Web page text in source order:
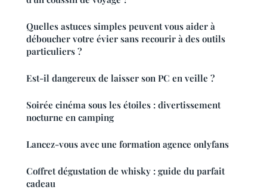
Quelles astuces simples peuvent vous aider à
déboucher votre évier sans recourir à des outils
particuliers ?
Est-il dangereux de laisser son PC en veille ?
Soirée cinéma sous les étoiles : divertissement
nocturne en camping
Lancez-vous avec une formation agence onlyfans
Coffret dégustation de whisky : guide du parfait
cadeau